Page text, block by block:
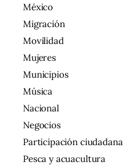
México
Migración
Movilidad
Mujeres
Municipios
Música
Nacional
Negocios
Participación ciudadana
Pesca y acuacultura